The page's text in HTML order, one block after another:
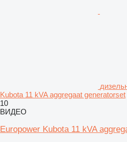
Kubota 11 kVA aggregaat generatorset
10
ВИДЕО
Europower Kubota 11 kVA